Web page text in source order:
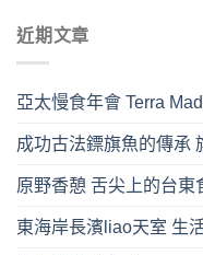
近期文章
亞太慢食年會 Terra
成功古法鏢旗魚的傳承
原野香憩 舌尖上的台東
東海岸長濱liao天室 生